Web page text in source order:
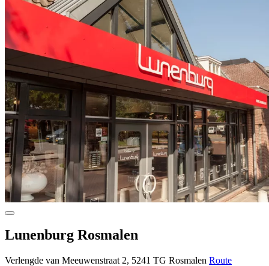
Lunenburg Rosmalen
Verlengde van Meeuwenstraat 2, 5241 TG Rosmalen Route